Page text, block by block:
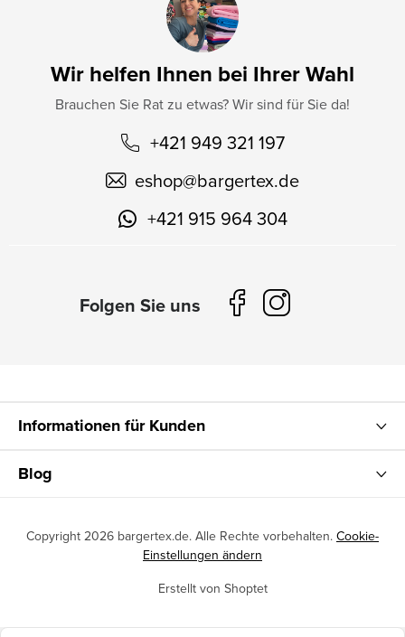
Wir helfen Ihnen bei Ihrer Wahl
Brauchen Sie Rat zu etwas? Wir sind für Sie da!
+421 949 321 197
eshop@bargertex.de
+421 915 964 304
Informationen für Kunden
Blog
Erstellt von Shoptet
Copyright 2026 bargertex.de. Alle Rechte vorbehalten. Cookie-
Einstellungen ändern